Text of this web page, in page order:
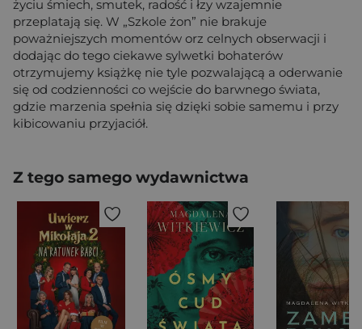
życiu śmiech, smutek, radość i łzy wzajemnie
przeplatają się. W „Szkole żon” nie brakuje
poważniejszych momentów orz celnych obserwacji i
dodając do tego ciekawe sylwetki bohaterów
otrzymujemy książkę nie tyle pozwalającą a oderwanie
się od codzienności co wejście do barwnego świata,
gdzie marzenia spełnia się dzięki sobie samemu i przy
kibicowaniu przyjaciół.
Z tego samego wydawnictwa